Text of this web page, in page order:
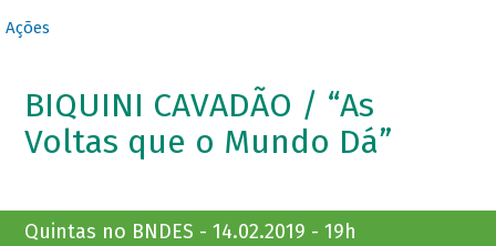
Ações
BIQUINI CAVADÃO / “As
Voltas que o Mundo Dá”
Quintas no BNDES - 14.02.2019 - 19h